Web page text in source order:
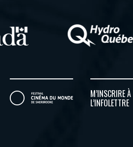
M’INSCRIRE À
L’INFOLETTRE